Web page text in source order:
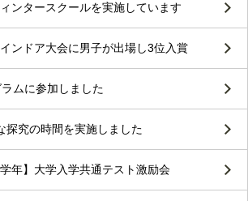
ンタースクールを実施しています
ンドア大会に男子が出場し3位入賞
ムに参加しました
探究の時間を実施しました
年】大学入学共通テスト激励会